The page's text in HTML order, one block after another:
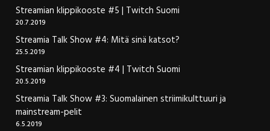
Streamian klippikooste #5 | Twitch Suomi
20.7.2019
Streamia Talk Show #4: Mitä sinä katsot?
25.5.2019
Streamian klippikooste #4 | Twitch Suomi
20.5.2019
Streamia Talk Show #3: Suomalainen striimikulttuuri ja
mainstream-pelit
6.5.2019